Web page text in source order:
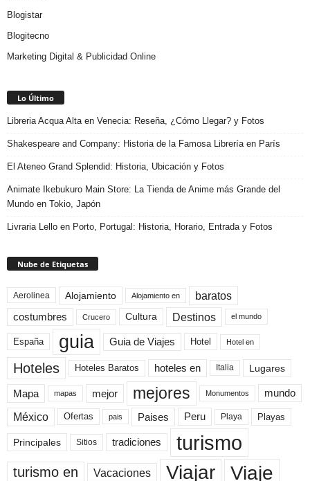
Blogistar
Blogitecno
Marketing Digital & Publicidad Online
Lo Último
Libreria Acqua Alta en Venecia: Reseña, ¿Cómo Llegar? y Fotos
Shakespeare and Company: Historia de la Famosa Librería en París
El Ateneo Grand Splendid: Historia, Ubicación y Fotos
Animate Ikebukuro Main Store: La Tienda de Anime más Grande del
Mundo en Tokio, Japón
Livraria Lello en Porto, Portugal: Historia, Horario, Entrada y Fotos
Nube de Etiquetas
Aerolinea Alojamiento Alojamiento en baratos
costumbres Crucero Cultura Destinos el mundo
España guia Guia de Viajes Hotel Hotel en
Hoteles Hoteles Baratos hoteles en Italia Lugares
Mapa mapas mejor mejores Monumentos mundo
México Ofertas pais Paises Peru Playa Playas
Principales Sitios tradiciones turismo
turismo en Vacaciones Viajar Viaje